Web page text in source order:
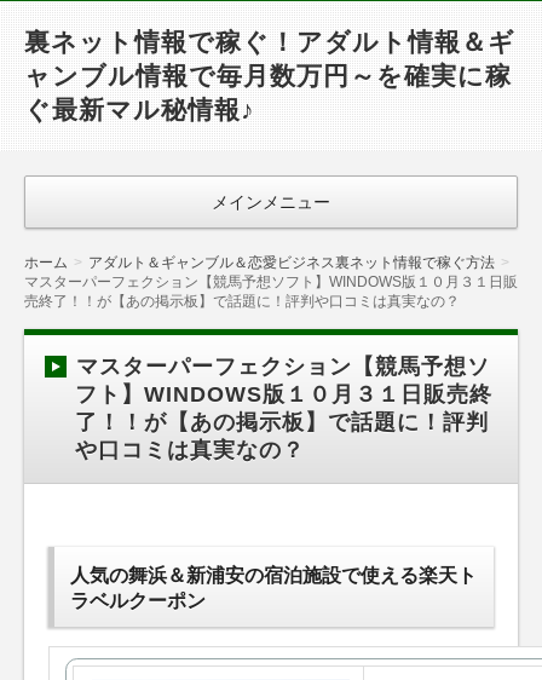
裏ネット情報で稼ぐ！アダルト情報＆ギ
ャンブル情報で毎月数万円～を確実に稼
ぐ最新マル秘情報♪
メインメニュー
ホーム
アダルト＆ギャンブル＆恋愛ビジネス裏ネット情報で稼ぐ方法
マスターパーフェクション【競馬予想ソフト】WINDOWS版１０月３１日販
売終了！！が【あの掲示板】で話題に！評判や口コミは真実なの？
マスターパーフェクション【競馬予想ソ
フト】WINDOWS版１０月３１日販売終
了！！が【あの掲示板】で話題に！評判
や口コミは真実なの？
人気の舞浜＆新浦安の宿泊施設で使える楽天ト
ラベルクーポン